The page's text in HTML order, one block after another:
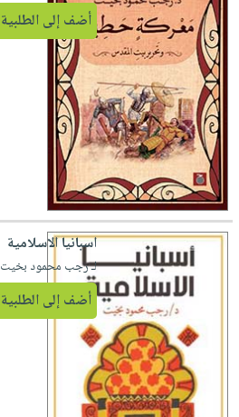
أضف إلى الطلبية
اسبانيا الاسلامية
لـ رجب محمود بخيت
أضف إلى الطلبية